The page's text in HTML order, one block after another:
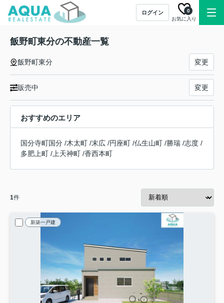
ログイン
お気に入り
0
飯野町東分の不動産一覧
飯野町東分 変更
販売中 変更
おすすめのエリア
国分寺町国分 /木太町 /末広 /円座町 /仏生山町 /勝瑞 /志度 /
多肥上町 / 上天神町 /香西本町
1件
新築一戸建